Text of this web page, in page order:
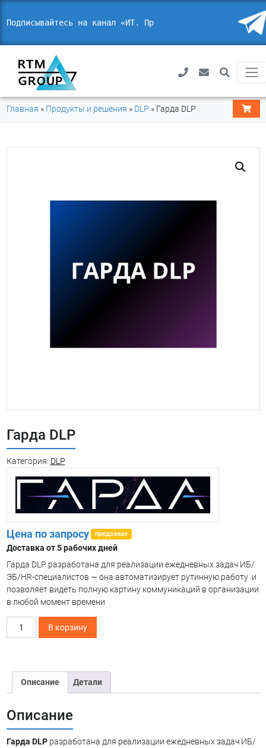
Подписывайтесь на канал «ИТ. Пра
Главная » Продукты и решения » DLP » Гарда DLP
Гарда DLP
Категория: DLP
Цена по запросу предзаказ
Доставка от 5 рабочих дней
Гарда DLP разработана для реализации ежедневных задач ИБ/
ЭБ/HR-специалистов — она автоматизирует рутинную работу и
позволяет видеть полную картину коммуникаций в организации
в любой момент времени
В корзину
Описание Детали
Описание
Гарда DLPразработана для реализации ежедневных задач ИБ/